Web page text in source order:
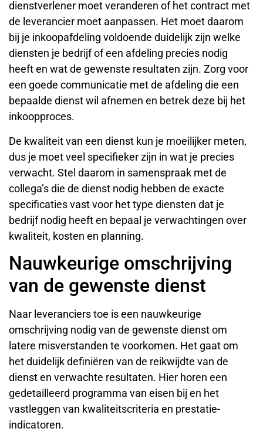
dienstverlener moet veranderen of het contract met
de leverancier moet aanpassen. Het moet daarom
bij je inkoopafdeling voldoende duidelijk zijn welke
diensten je bedrijf of een afdeling precies nodig
heeft en wat de gewenste resultaten zijn. Zorg voor
een goede communicatie met de afdeling die een
bepaalde dienst wil afnemen en betrek deze bij het
inkoopproces.
De kwaliteit van een dienst kun je moeilijker meten,
dus je moet veel specifieker zijn in wat je precies
verwacht. Stel daarom in samenspraak met de
collega’s die de dienst nodig hebben de exacte
specificaties vast voor het type diensten dat je
bedrijf nodig heeft en bepaal je verwachtingen over
kwaliteit, kosten en planning.
Nauwkeurige omschrijving
van de gewenste dienst
Naar leveranciers toe is een nauwkeurige
omschrijving nodig van de gewenste dienst om
latere misverstanden te voorkomen. Het gaat om
het duidelijk definiëren van de reikwijdte van de
dienst en verwachte resultaten. Hier horen een
gedetailleerd programma van eisen bij en het
vastleggen van kwaliteitscriteria en prestatie-
indicatoren.